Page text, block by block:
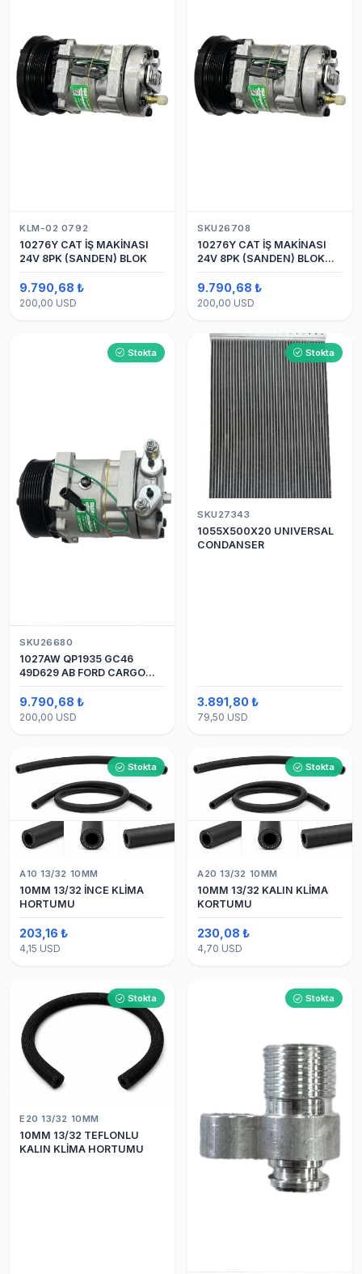
KLM-02 0792
10276Y CAT İŞ MAKİNASI
24V 8PK (SANDEN) BLOK
9.790,68 ₺
200,00 USD
SKU26708
10276Y CAT İŞ MAKİNASI
24V 8PK (SANDEN) BLOK
SAPLAMALI KLİMA
KOMPRESÖRÜ 7H15
9.790,68 ₺
200,00 USD
Stokta
SKU26680
1027AW QP1935 GC46
49D629 AB FORD CARGO
24V 8PK ÜSTTEN ÇIKIŞ
4142 (SANDEN) KLİMA
KOMPRESÖRÜ 7H15
9.790,68 ₺
200,00 USD
Stokta
SKU27343
1055X500X20 UNIVERSAL
CONDANSER
3.891,80 ₺
79,50 USD
Stokta
A10 13/32 10MM
10MM 13/32 İNCE KLİMA
HORTUMU
203,16 ₺
4,15 USD
Stokta
A20 13/32 10MM
10MM 13/32 KALIN KLİMA
KORTUMU
230,08 ₺
4,70 USD
Stokta
E20 13/32 10MM
10MM 13/32 TEFLONLU
KALIN KLİMA HORTUMU
Stokta